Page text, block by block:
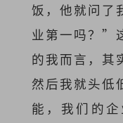
饭，他就问了
业第一吗？”
的我而言，其
然后我就头低
能，我们的